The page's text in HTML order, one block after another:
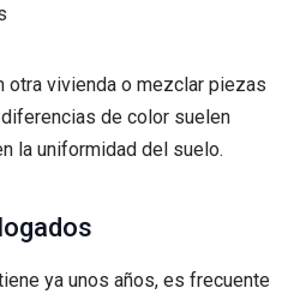
otra vivienda o mezclar piezas
de color suelen
la uniformidad del suelo.
ya unos años, es frecuente